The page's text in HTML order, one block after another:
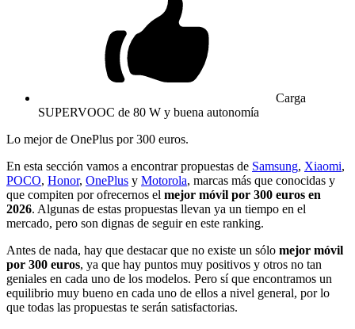
Carga
SUPERVOOC de 80 W y buena autonomía
Lo mejor de OnePlus por 300 euros.
En esta sección vamos a encontrar propuestas de Samsung, Xiaomi,
POCO, Honor, OnePlus y Motorola, marcas más que conocidas y
que compiten por ofrecernos el mejor móvil por 300 euros en
2026. Algunas de estas propuestas llevan ya un tiempo en el
mercado, pero son dignas de seguir en este ranking.
Antes de nada, hay que destacar que no existe un sólo mejor móvil
por 300 euros, ya que hay puntos muy positivos y otros no tan
geniales en cada uno de los modelos. Pero sí que encontramos un
equilibrio muy bueno en cada uno de ellos a nivel general, por lo
que todas las propuestas te serán satisfactorias.